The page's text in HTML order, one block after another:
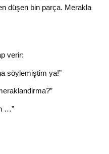
düşen bin parça. Merakla
verir:
söylemiştim ya!”
…”